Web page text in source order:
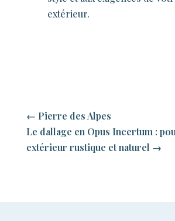
extérieur.
← Pierre des Alpes
Le dallage en Opus Incertum :
extérieur rustique et naturel →